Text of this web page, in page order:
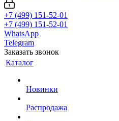
+7 (499) 151-52-01
+7 (499) 151-52-01
WhatsApp
Telegram
Заказать звонок
Каталог
Новинки
Распродажа